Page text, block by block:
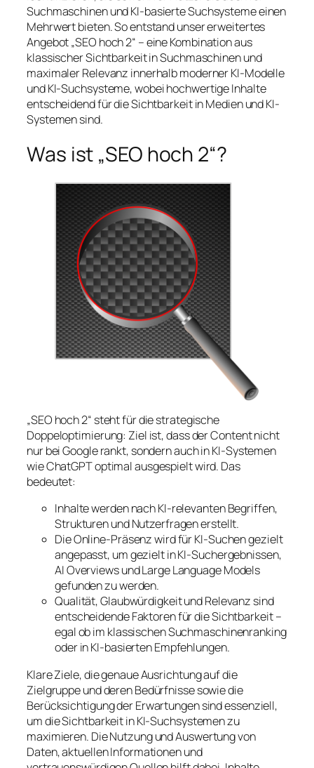
Suchmaschinen und KI-basierte Suchsysteme einen
Mehrwert bieten. So entstand unser erweitertes
Angebot „SEO hoch 2“ – eine Kombination aus
klassischer Sichtbarkeit in Suchmaschinen und
maximaler Relevanz innerhalb moderner KI-Modelle
und KI-Suchsysteme, wobei hochwertige Inhalte
entscheidend für die Sichtbarkeit in Medien und KI-
Systemen sind.
Was ist „SEO hoch 2“?
„SEO hoch 2“ steht für die strategische
Doppeloptimierung: Ziel ist, dass der Content nicht
nur bei Google rankt, sondern auch in KI-Systemen
wie ChatGPT optimal ausgespielt wird. Das
bedeutet:
Inhalte werden nach KI-relevanten Begriffen,
Strukturen und Nutzerfragen erstellt.
Die Online-Präsenz wird für KI-Suchen gezielt
angepasst, um gezielt in KI-Suchergebnissen,
AI Overviews und Large Language Models
gefunden zu werden.
Qualität, Glaubwürdigkeit und Relevanz sind
entscheidende Faktoren für die Sichtbarkeit –
egal ob im klassischen Suchmaschinenranking
oder in KI-basierten Empfehlungen.
Klare Ziele, die genaue Ausrichtung auf die
Zielgruppe und deren Bedürfnisse sowie die
Berücksichtigung der Erwartungen sind essenziell,
um die Sichtbarkeit in KI-Suchsystemen zu
maximieren. Die Nutzung und Auswertung von
Daten, aktuellen Informationen und